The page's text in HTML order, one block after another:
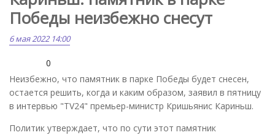
Победы неизбежно снесут
6 мая 2022 14:00
0
Неизбежно, что памятник в парке Победы будет снесен,
остается решить, когда и каким образом, заявил в пятницу
в интервью "TV24" премьер-министр Кришьянис Кариньш.
Политик утверждает, что по сути этот памятник